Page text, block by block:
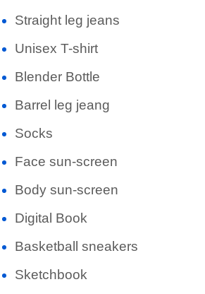
Straight leg jeans
Unisex T-shirt
Blender Bottle
Barrel leg jeang
Socks
Face sun-screen
Body sun-screen
Digital Book
Basketball sneakers
Sketchbook